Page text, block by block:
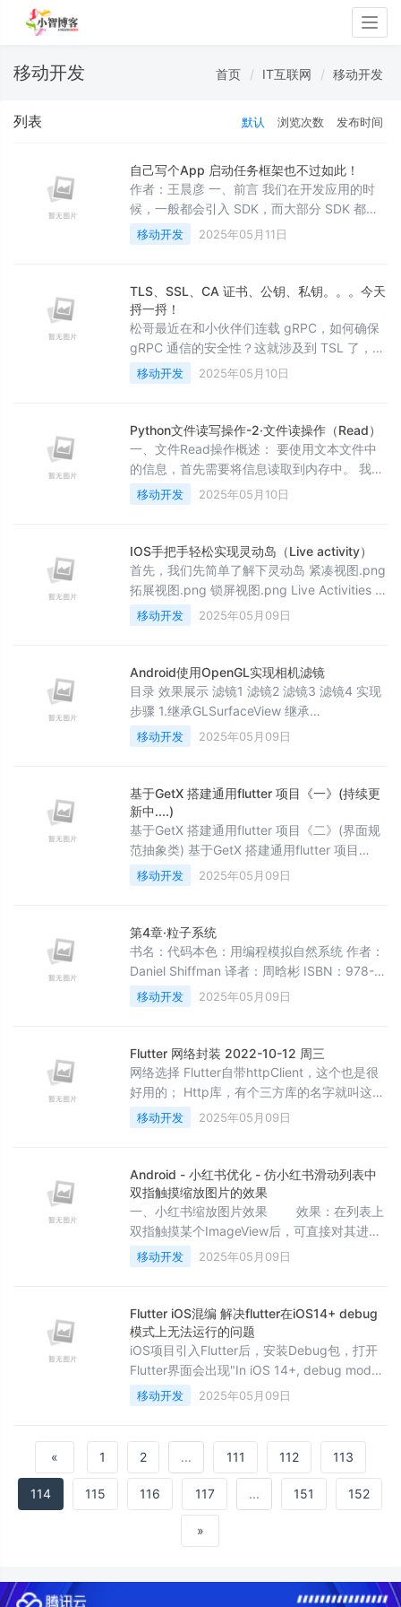
移动开发 首页 IT互联网 移动开发
列表 默认 浏览次数 发布时间
自己写个App 启动任务框架也不过如此！
作者：王晨彦 一、前言 我们在开发应用的时
候，一般都会引入 SDK，而大部分 SDK 都要
求我们在 Application 中初始化，当我们引入
的 SDK 越来越多，就会出现 Application 越来
处理很多条件判断，这时，如果再来个异步初
始化，相信大家都会崩溃。 有人可能会说，我
都在主线程按顺序初始化不就行了，当然行，
只要老板不来找你麻烦。
移动开发 2025年05月11日
TLS、SSL、CA 证书、公钥、私钥。。。今天
捋一捋！
松哥最近在和小伙伴们连载 gRPC，如何确保
gRPC 通信的安全性？这就涉及到 TSL 了，但
是考虑到可能有小伙伴对加密连接这一整套方
案比较陌生，因此我们今天先用一篇文章跟大
TSL+gRPC 就很容易了。 1. HTTP 的问题
HTTP 协议是超文本传输协议（Hyper Text
Transfer Protocol）的缩写，它是从 WEB 服
务器传输超文
移动开发 2025年05月10日
Python文件读写操作-2·文件读操作（Read）
一、文件Read操作概述： 要使用文本文件中
的信息，首先需要将信息读取到内存中。 我们
可以一次性读取文件的全部内容，也可以以每
次一行的方式逐步读取。 二、文件指针： 文件
开 文件时，通常 文件指针会指向文件的开始位
置 当执行了 read 方法后，文件指针 会移动到
读取内容的末尾 默认情况下会移动到 文件末尾
重新打开文件时，文件指针 重新
移动开发 2025年05月10日
IOS手把手轻松实现灵动岛（Live activity）
首先，我们先简单了解下灵动岛 紧凑视图.png
拓展视图.png 锁屏视图.png Live Activities 依
赖于 Widget 实现 函数和页面，而与Widget不
同，Live Activities无法访问网络或接收位置更
远程推送，同时ActivityKit可以控制Live Acti
移动开发 2025年05月09日
Android使用OpenGL实现相机滤镜
目录 效果展示 滤镜1 滤镜2 滤镜3 滤镜4 实现
步骤 1.继承GLSurfaceView 继承
GLSurfaceView用于展示渲染的画面，并实现
GLSurfaceView.Renderer接口 public class
implements GLSurface
移动开发 2025年05月09日
基于GetX 搭建通用flutter 项目《一》(持续更
新中....)
基于GetX 搭建通用flutter 项目《二》(界面规
范抽象类) 基于GetX 搭建通用flutter 项目
《三》(暗黑模式) 基于GetX 搭建通用flutter
项目《四》(国际化) 基于GetX 搭建通用flutter
想把自己工作中总结的东西,写成文档,但也是
懒,一直都没动笔.今天在做2022年中回顾的时
候,看到之前写的flutter
移动开发 2025年05月09日
第4章·粒子系统
书名：代码本色：用编程模拟自然系统 作者：
Daniel Shiffman 译者：周晗彬 ISBN：978-7-
115-36947-5 总目录 第 4 章 粒子系统 “粒
子系统是由许多粒子组成的用于代表模糊对象
成、移动、转化，最后消亡。” 粒子系统是计
算机图形学中最常用的技术之一 粒子系统就被
用于制作各种电子游戏、动画、数码艺术作
品，还被用于模拟各种不规
移动开发 2025年05月09日
Flutter 网络封装 2022-10-12 周三
网络选择 Flutter自带httpClient，这个也是很
好用的； Http库，有个三方库的名字就叫这
个； Dio，这是目前最热门的，相当于iOS中
AFNetworking。随大流，就选这个进行封
下载。使用一行命令就可以引入flutter pub
add dio dio: ^4.0.6 日志是需要的，最简单的
就是用系统提供debugPrin
移动开发 2025年05月09日
Android - 小红书优化 - 仿小红书滑动列表中
双指触摸缩放图片的效果
一、小红书缩放图片效果 效果：在列表上
双指触摸某个ImageView后，可直接对其进行
手势缩放的效果，并且缩放的View可全屏延伸
至状态栏，相比先点击图片进入大图页再对图
频效果： 小红书 但通过以上视频可发现小红书
一些异常交互问题： 1. 缩放中心不是触摸时两
指中心，而是图片中心，达不到指哪缩哪的效
果； 2. 松开双指，半透明背景
移动开发 2025年05月09日
Flutter iOS混编 解决flutter在iOS14+ debug
模式上无法运行的问题
iOS项目引入Flutter后，安装Debug包，打开
Flutter界面会出现"In iOS 14+, debug mode
Flutter apps can only be launched from
Flutter tooling, IDEs with Flutter plugins or
下： 用 [Xcode] 打
移动开发 2025年05月09日
« 1 2 ... 111 112 113
114 115 116 117 ... 151 152
»